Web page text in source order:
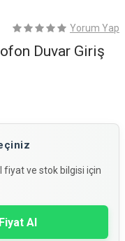
Yorum Yap
Duvar Giriş
fiyat ve stok bilgisi için
Al